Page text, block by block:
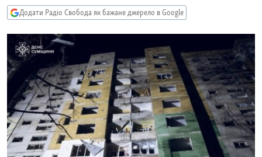
пошуку
УКРАЇНА
ТИ ЯК?
СХЕМИ
КИТАЙ.ВИКЛИКИ
МУЛЬТИМЕДІА
ФОТО
СПЕЦПРОЄКТИ
ПОДКАСТИ
Додати Радіо Свобода як бажане джерело в Google